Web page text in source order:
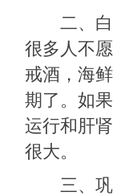
二、白
很多人不
戒酒，海
期了。如
运行和肝
很大。
三、巩